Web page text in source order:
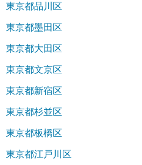
東京都品川区
東京都墨田区
東京都大田区
東京都文京区
東京都新宿区
東京都杉並区
東京都板橋区
東京都江戸川区